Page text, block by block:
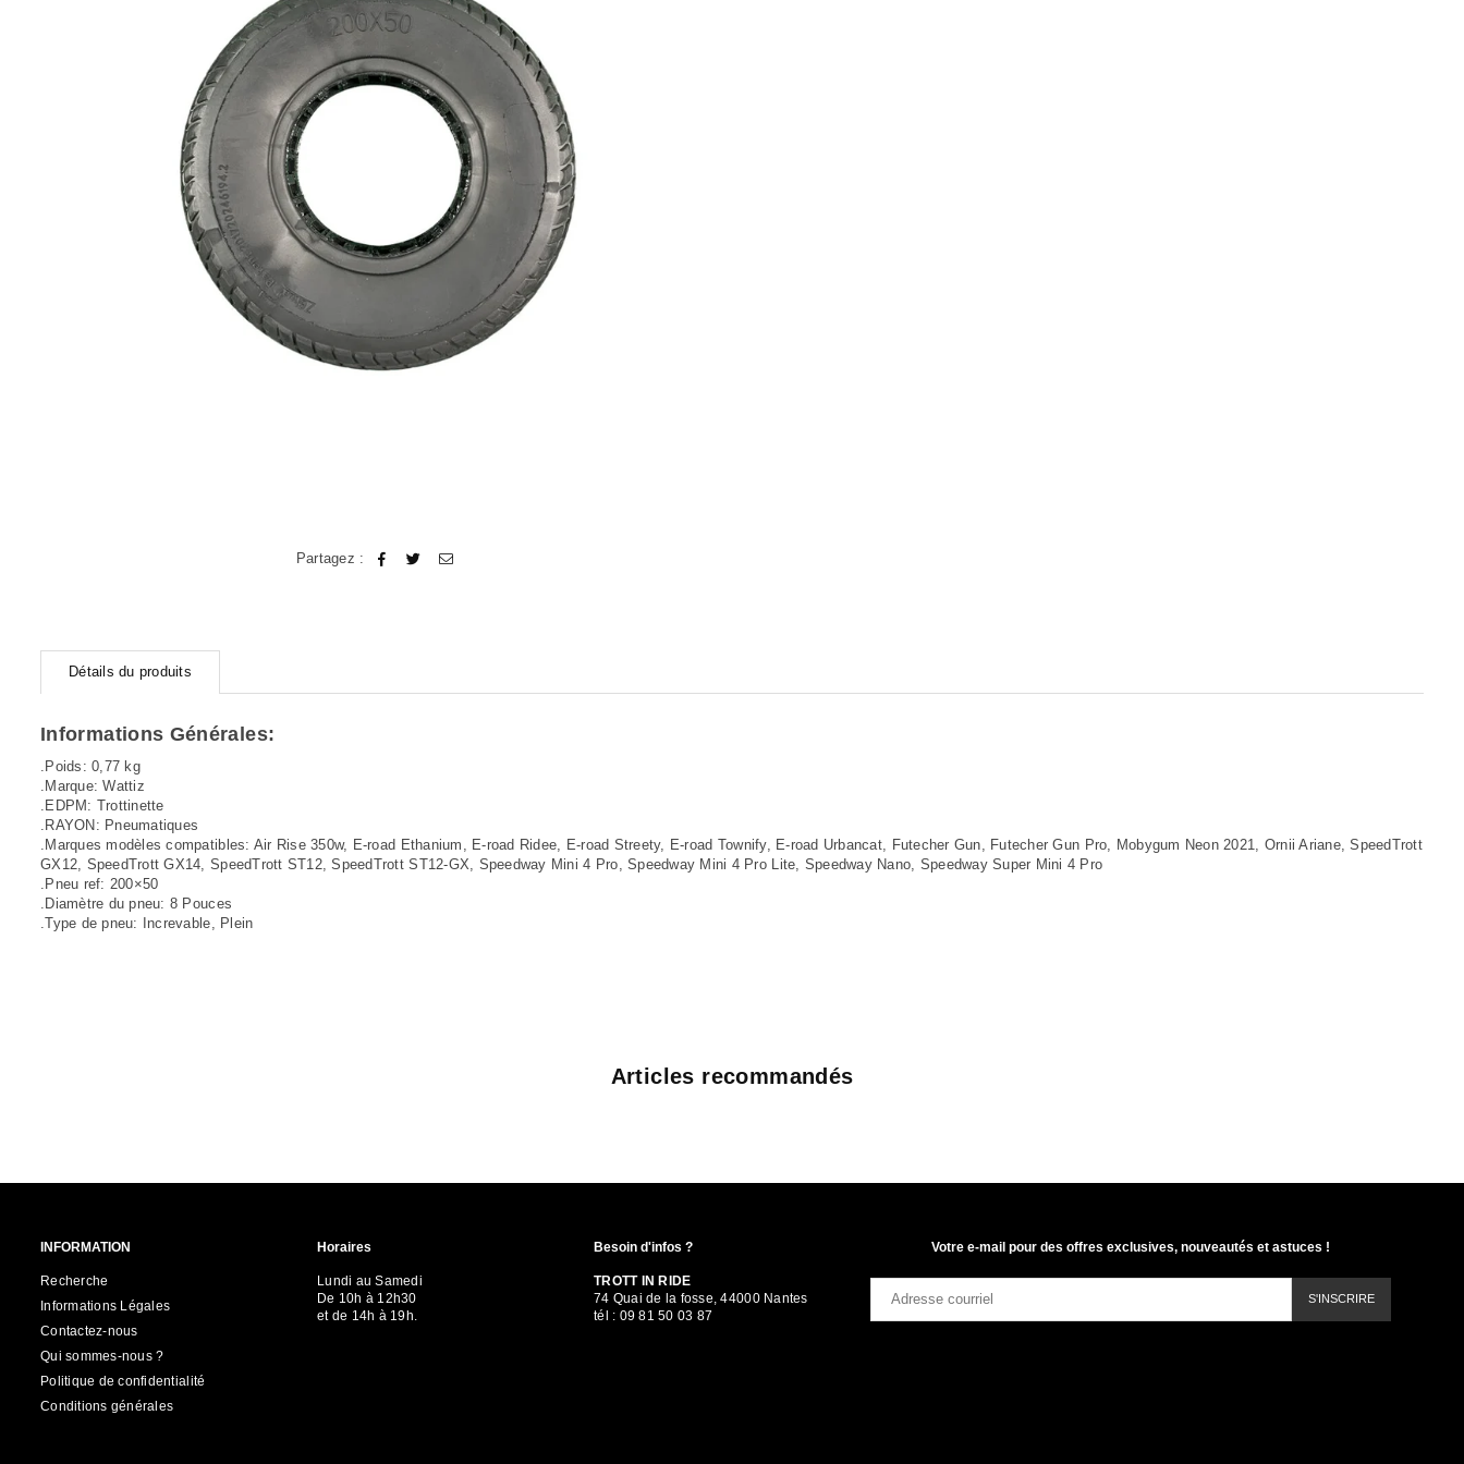
Partagez :
Détails du produits
Informations Générales:
.Poids: 0,77 kg
.Marque: Wattiz
.EDPM: Trottinette
.RAYON: Pneumatiques
.Marques modèles compatibles: Air Rise 350w, E-road Ethanium, E-road Ridee, E-road Streety, E-road Townify, E-road Urbancat, Futecher Gun, Futecher Gun Pro, Mobygum Neon 2021, Ornii Ariane, SpeedTrott
GX12, SpeedTrott GX14, SpeedTrott ST12, SpeedTrott ST12-GX, Speedway Mini 4 Pro, Speedway Mini 4 Pro Lite, Speedway Nano, Speedway Super Mini 4 Pro
.Pneu ref: 200×50
.Diamètre du pneu: 8 Pouces
.Type de pneu: Increvable, Plein
Articles recommandés
INFORMATION
Recherche
Informations Légales
Contactez-nous
Qui sommes-nous ?
Politique de confidentialité
Conditions générales
Horaires
Lundi au Samedi
De 10h à 12h30
et de 14h à 19h.
Besoin d'infos ?
TROTT IN RIDE
74 Quai de la fosse, 44000 Nantes
tél : 09 81 50 03 87
Votre e-mail pour des offres exclusives, nouveautés et astuces !
S'INSCRIRE